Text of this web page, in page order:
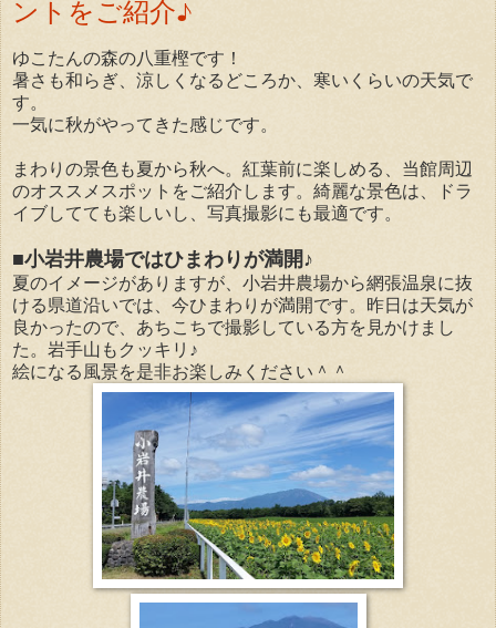
ントをご紹介♪
ゆこたんの森の八重樫です！
暑さも和らぎ、涼しくなるどころか、寒いくらいの天気で
す。
一気に秋がやってきた感じです。
まわりの景色も夏から秋へ。紅葉前に楽しめる、当館周辺
のオススメスポットをご紹介します。綺麗な景色は、ドラ
イブしてても楽しいし、写真撮影にも最適です。
■小岩井農場ではひまわりが満開♪
夏のイメージがありますが、小岩井農場から網張温泉に抜
ける県道沿いでは、今ひまわりが満開です。昨日は天気が
良かったので、あちこちで撮影している方を見かけまし
た。岩手山もクッキリ♪
絵になる風景を是非お楽しみください＾＾